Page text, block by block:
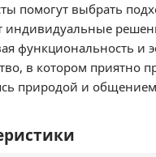
помогут выбрать
индивидуальные
функциональность и
в котором приятно
природой и